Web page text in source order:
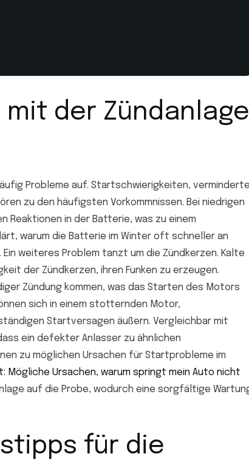
mit der Zündanlage
Probleme auf. Startschwierigkeiten,
zu den häufigsten Vorkommnissen. Bei niedrigen
Reaktionen in der Batterie, was zu einem
warum die Batterie im Winter oft schneller an
weiteres Problem tanzt um die Zündkerzen. Kalte
der Zündkerzen, ihren Funken zu erzeugen.
Zündung kommen, was das Starten des Motors
sich in einem stotternden Motor,
Startversagen äußern. Vergleichbar mit
ein defekter Anlasser zu ähnlichen
zu möglichen Ursachen für Startprobleme im
Mögliche Ursachen, warum springt mein Auto nicht
auf die Probe, wodurch eine sorgfältige
für die